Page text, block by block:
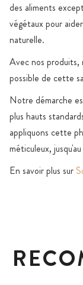
des aliments
végétaux pour
naturelle.
Avec nos produits,
possible de cette
Notre démarche
plus hauts
appliquons cette
méticuleux,
En savoir plus sur